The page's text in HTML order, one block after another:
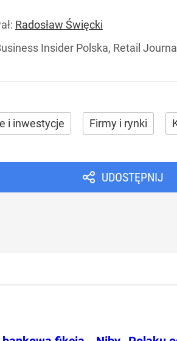
Radosław Święcki
Insider Polska, Retail Journal
i inwestycje Firmy i rynki
UDOSTĘPNIJ